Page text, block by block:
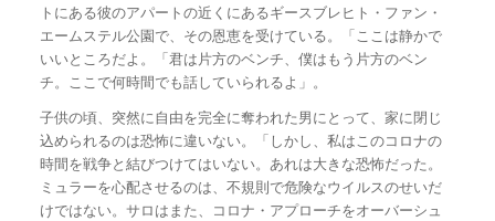
トにある彼のアパートの近くにあるギースブレヒト・ファン・
エームステル公園で、その恩恵を受けている。「ここは静かで
いいところだよ。「君は片方のベンチ、僕はもう片方のベン
チ。ここで何時間でも話していられるよ」。
子供の頃、突然に自由を完全に奪われた男にとって、家に閉じ
込められるのは恐怖に違いない。「しかし、私はこのコロナの
時間を戦争と結びつけてはいない。あれは大きな恐怖だった。
ミュラーを心配させるのは、不規則で危険なウイルスのせいだ
けではない。サロはまた、コロナ・アプローチをオーバーシュ